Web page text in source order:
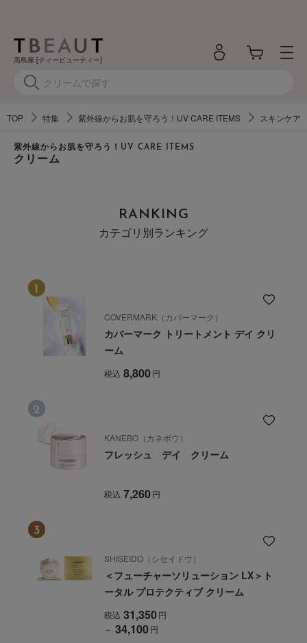
高島屋 [ティービューティー]
TOP 特集 紫外線からお肌を守ろう！UV CARE ITEMS スキンケア
紫外線からお肌を守ろう！UV CARE ITEMS
クリーム
RANKING
カテゴリ別ランキング
COVERMARK（カバーマーク）
カバーマーク トリートメント デイ クリ
ーム
税込 8,800円
KANEBO（カネボウ）
フレッシュ デイ クリーム
税込 7,260円
SHISEIDO（シセイドウ）
＜フューチャーソリューション LX＞ト
ータル プロテクティブ クリーム
税込 31,350円
～ 34,100円